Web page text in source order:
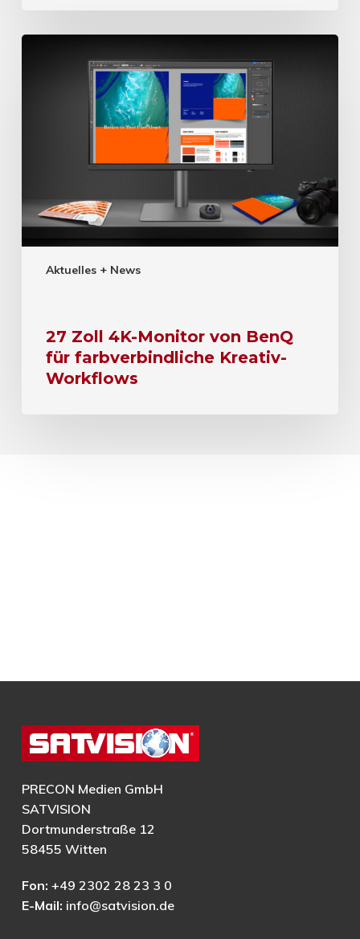
Aktuelles + News
27 Zoll 4K-Monitor von BenQ
für farbverbindliche Kreativ-
Workflows
PRECON Medien GmbH
SATVISION
Dortmunderstraße 12
58455 Witten
Fon: +49 2302 28 23 3 0
E-Mail: info@satvision.de